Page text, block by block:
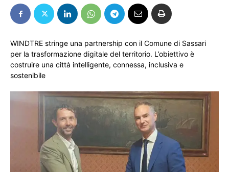
WINDTRE stringe una partnership con il Comune di Sassari
per la trasformazione digitale del territorio. L’obiettivo è
costruire una città intelligente, connessa, inclusiva e
sostenibile